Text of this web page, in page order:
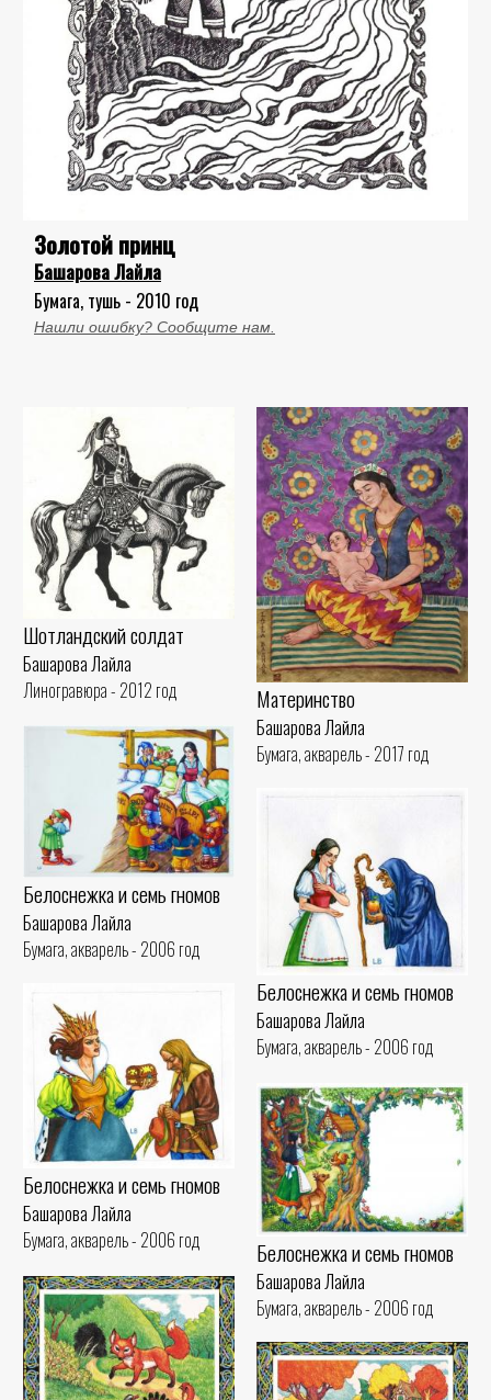
Золотой принц
Башарова Лайла
Бумага, тушь - 2010 год
Нашли ошибку? Сообщите нам.
Шотландский солдат
Башарова Лайла
Линогравюра - 2012 год
Материнство
Башарова Лайла
Бумага, акварель - 2017 год
Белоснежка и семь гномов
Башарова Лайла
Бумага, акварель - 2006 год
Белоснежка и семь гномов
Башарова Лайла
Бумага, акварель - 2006 год
Белоснежка и семь гномов
Башарова Лайла
Бумага, акварель - 2006 год
Белоснежка и семь гномов
Башарова Лайла
Бумага, акварель - 2006 год